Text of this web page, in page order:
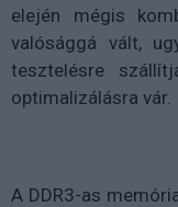
elején mégis
valósággá vált,
tesztelésre
optimalizálásra vár.
A DDR3-as